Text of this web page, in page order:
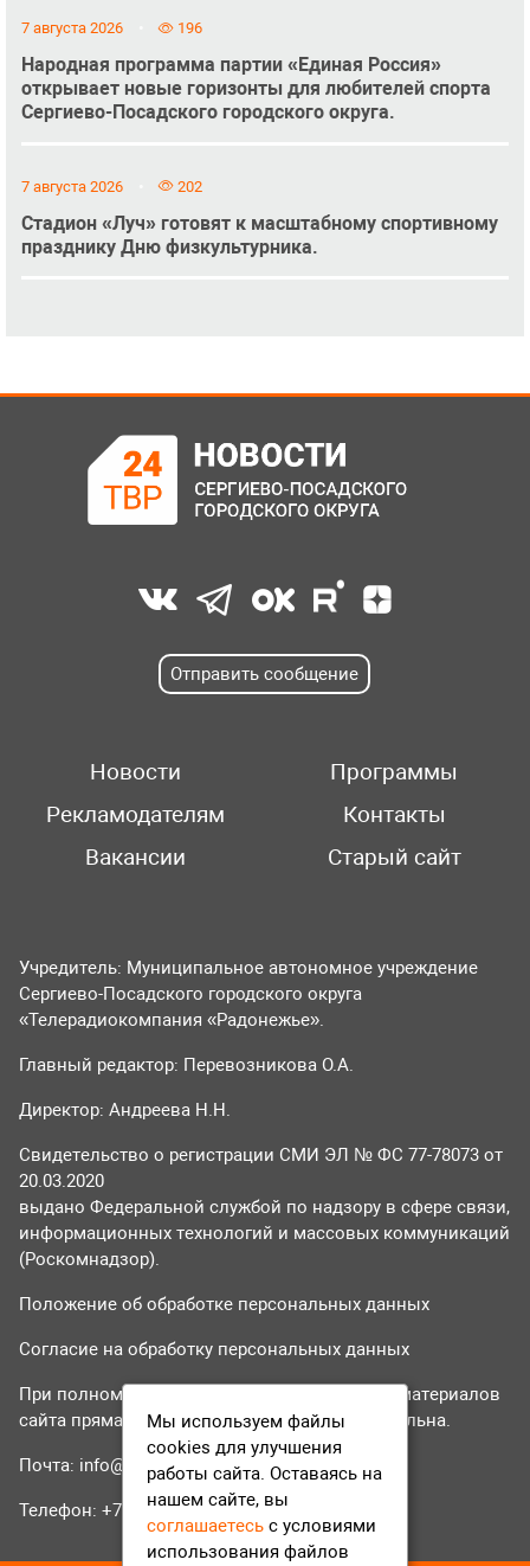
7 августа 2026 196
Народная программа партии «Единая Россия»
открывает новые горизонты для любителей спорта
Сергиево-Посадского городского округа.
7 августа 2026 202
Стадион «Луч» готовят к масштабному спортивному
празднику Дню физкультурника.
Отправить сообщение
Новости
Программы
Рекламодателям
Контакты
Вакансии
Старый сайт
Учредитель: Муниципальное автономное учреждение
Сергиево-Посадского городского округа
«Телерадиокомпания «Радонежье».
Главный редактор: Перевозникова О.А.
Директор: Андреева Н.Н.
Свидетельство о регистрации СМИ ЭЛ № ФС 77-78073 от
20.03.2020
выдано Федеральной службой по надзору в сфере связи,
информационных технологий и массовых коммуникаций
(Роскомнадзор).
Положение об обработке персональных данных
Согласие на обработку персональных данных
При полном или частичном использовании материалов
сайта прямая гиперссылка на tvr24.tv обязательна.
Почта: info@tvr24.tv
Телефон: +7 (496) 551-04-95
Мы используем файлы
cookies для улучшения
работы сайта. Оставаясь на
нашем сайте, вы
соглашаетесь с условиями
использования файлов